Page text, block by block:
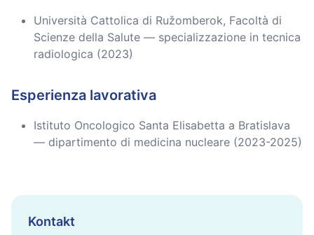
Università Cattolica di Ružomberok, Facoltà di
Scienze della Salute — specializzazione in tecnica
radiologica (2023)
Esperienza lavorativa
Istituto Oncologico Santa Elisabetta a Bratislava
— dipartimento di medicina nucleare (2023-2025)
Kontakt